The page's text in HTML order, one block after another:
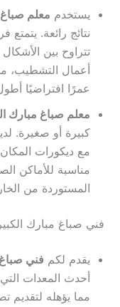
يستخدم معلم صباغ
نتائج رائعة.
تتراوح بين
أعمال التشطيب،
عمرًا افتراضيًا
معلم صباغ مبارك
كبيرة أو صغيرة.
مع ديكورات
مناسبة للأماكن
المستوردة من
فني صباغ مبارك الكبير
يقدم لكم فني صباغ
أحدث المعدات
مما يؤهله لتقديم